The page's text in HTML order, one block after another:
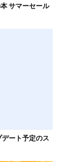
サマーセール
ート予定のス